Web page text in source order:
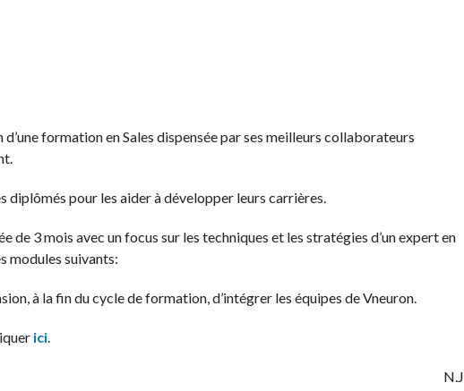
formation en Sales dispensée par ses meilleurs collaborateurs
diplômés pour les aider à développer leurs carrières.
de 3 mois avec un focus sur les techniques et les stratégies d’un expert en
modules suivants:
à la fin du cycle de formation, d’intégrer les équipes de Vneuron.
ici.
N.J